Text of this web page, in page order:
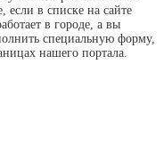
если в списке на сайте
в городе, а вы
специальную форму,
нашего портала.